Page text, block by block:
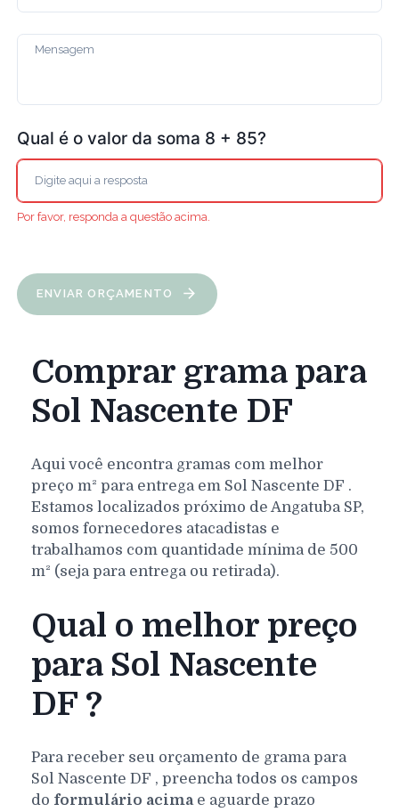
Qual é o valor da soma 8 + 85?
Por favor, responda a questão acima.
ENVIAR ORÇAMENTO
Comprar grama para
Sol Nascente DF
Aqui você encontra gramas com melhor
preço m² para entrega em Sol Nascente DF .
Estamos localizados próximo de Angatuba SP,
somos fornecedores atacadistas e
trabalhamos com quantidade mínima de 500
m² (seja para entrega ou retirada).
Qual o melhor preço
para Sol Nascente
DF ?
Para receber seu orçamento de grama para
Sol Nascente DF , preencha todos os campos
do formulário acima e aguarde prazo